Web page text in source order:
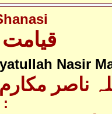
Nasir
ناصر
: